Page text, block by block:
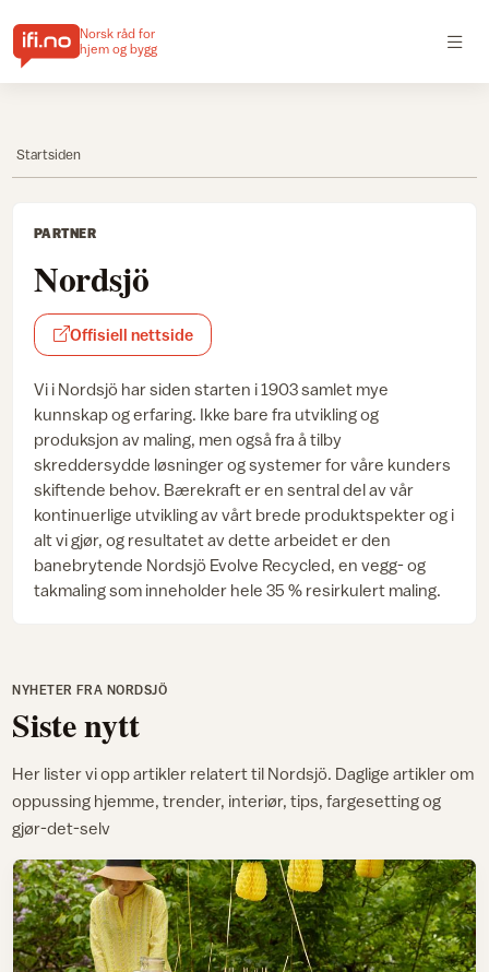
Norsk råd for
hjem og bygg
Startsiden
PARTNER
Nordsjö
Offisiell nettside
Vi i Nordsjö har siden starten i 1903 samlet mye
kunnskap og erfaring. Ikke bare fra utvikling og
produksjon av maling, men også fra å tilby
skreddersydde løsninger og systemer for våre kunders
skiftende behov. Bærekraft er en sentral del av vår
kontinuerlige utvikling av vårt brede produktspekter og i
alt vi gjør, og resultatet av dette arbeidet er den
banebrytende Nordsjö Evolve Recycled, en vegg- og
takmaling som inneholder hele 35 % resirkulert maling.
NYHETER FRA NORDSJÖ
Siste nytt
Her lister vi opp artikler relatert til Nordsjö. Daglige artikler om
oppussing hjemme, trender, interiør, tips, fargesetting og
gjør-det-selv